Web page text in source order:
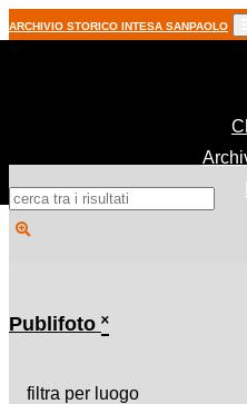
ARCHIVIO STORICO INTESA SANPAOLO
Publifoto ˟
filtra per luogo